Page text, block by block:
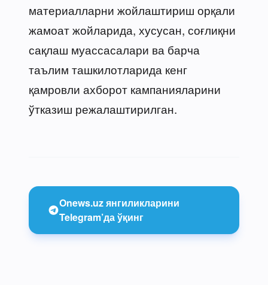
материалларни жойлаштириш орқали
жамоат жойларида, хусусан, соғлиқни
сақлаш муассасалари ва барча
таълим ташкилотларида кенг
қамровли ахборот кампанияларини
ўтказиш режалаштирилган.
Onews.uz янгиликларини
Telegram’да ўқинг